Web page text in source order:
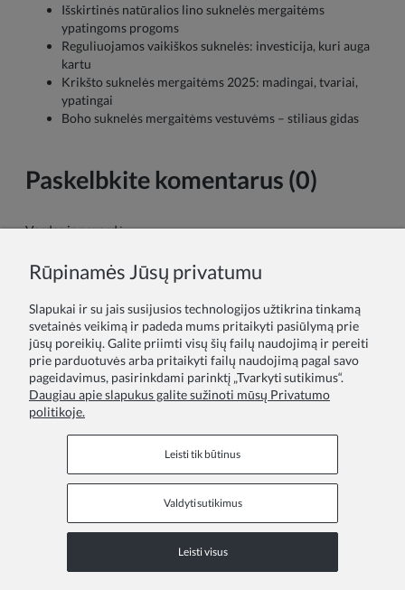
Išskirtinės natūralios lino suknelės mergaitėms
ypatingoms progoms
Reguliuojamos vaikiškos suknelės: investicija, kuri auga
kartu
Krikšto suknelės mergaitėms 2025: madingai, tvariai,
ypatingai
Boho suk­nelės mergaitėms vestuvėms – stiliaus gidas
Paskelbkite komentarus (0)
Vardas ir pavardė:
Siųsti
Rūpinamės Jūsų privatumu
Slapukai ir su jais susijusios technologijos užtikrina tinkamą
svetainės veikimą ir padeda mums pritaikyti pasiūlymą prie
jūsų poreikių. Galite priimti visų šių failų naudojimą ir pereiti
prie parduotuvės arba pritaikyti failų naudojimą pagal savo
pageidavimus, pasirinkdami parinktį „Tvarkyti sutikimus“.
Daugiau apie slapukus galite sužinoti mūsų Privatumo
politikoje.
Leisti tik būtinus
Valdyti sutikimus
Leisti visus